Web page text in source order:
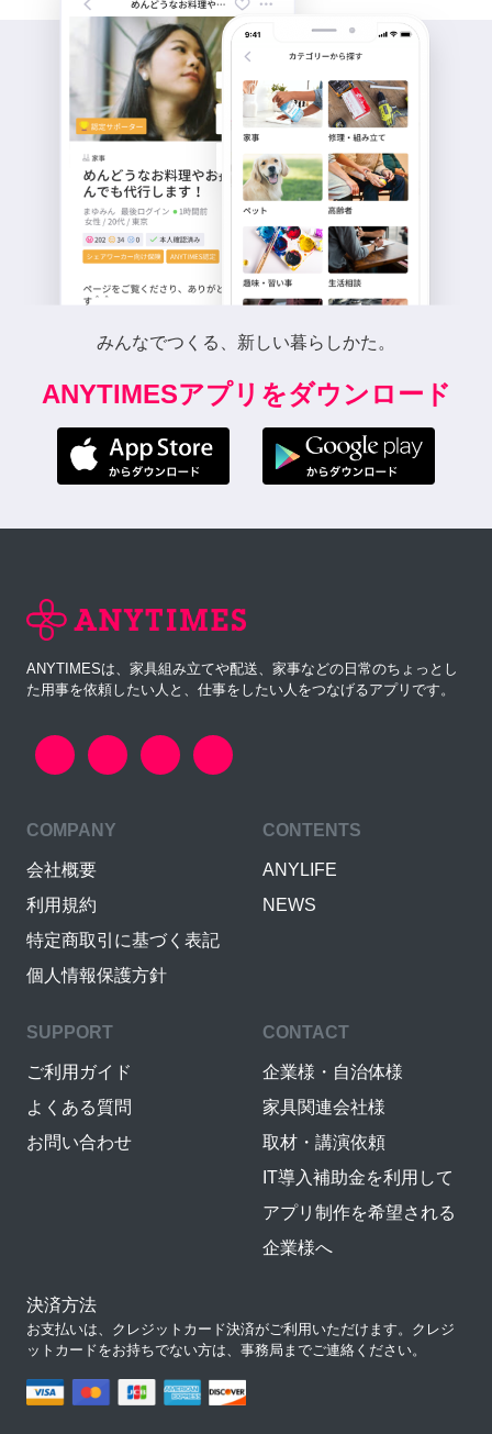
みんなでつくる、新しい暮らしかた。
ANYTIMESアプリをダウンロード
ANYTIMESは、家具組み立てや配送、家事などの日常のちょっとし
た用事を依頼したい人と、仕事をしたい人をつなげるアプリです。
COMPANY
会社概要
利用規約
特定商取引に基づく表記
個人情報保護方針
CONTENTS
ANYLIFE
NEWS
SUPPORT
ご利用ガイド
よくある質問
お問い合わせ
CONTACT
企業様・自治体様
家具関連会社様
取材・講演依頼
IT導入補助金を利用して
アプリ制作を希望される
企業様へ
決済方法
お支払いは、クレジットカード決済がご利用いただけます。クレジ
ットカードをお持ちでない方は、事務局までご連絡ください。